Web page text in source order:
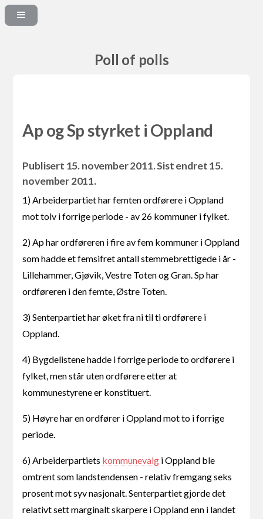
Poll of polls
Ap og Sp styrket i Oppland
Publisert 15. november 2011. Sist endret 15.
november 2011.
1) Arbeiderpartiet har femten ordførere i Oppland
mot tolv i forrige periode - av 26 kommuner i fylket.
2) Ap har ordføreren i fire av fem kommuner i Oppland
som hadde et femsifret antall stemmebrettigede i år -
Lillehammer, Gjøvik, Vestre Toten og Gran. Sp har
ordføreren i den femte, Østre Toten.
3) Senterpartiet har øket fra ni til ti ordførere i
Oppland.
4) Bygdelistene hadde i forrige periode to ordførere i
fylket, men står uten ordførere etter at
kommunestyrene er konstituert.
5) Høyre har en ordfører i Oppland mot to i forrige
periode.
6) Arbeiderpartiets kommunevalg i Oppland ble
omtrent som landstendensen - relativ fremgang seks
prosent mot syv nasjonalt. Senterpartiet gjorde det
relativt sett marginalt skarpere i Oppland enn i landet